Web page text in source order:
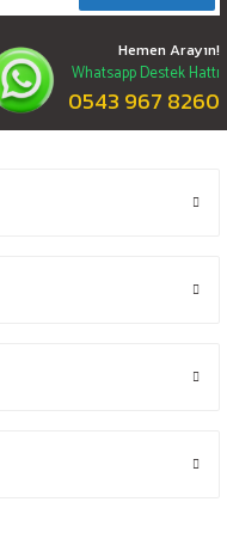
Hemen Arayın!
Whatsapp Destek Hattı
0543 967 8260